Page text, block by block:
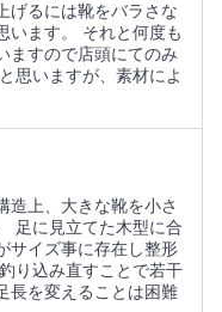
げるには靴をバラさな
います。 それと何度も
ますので店頭にてのみ
思いますが、素材によ
造上、大きな靴を小さ
足に見立てた木型に合
サイズ事に存在し整形
り込み直すことで若干
長を変えることは困難